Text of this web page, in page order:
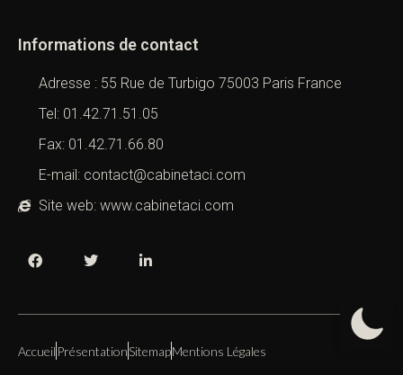
Informations de contact
Adresse : 55 Rue de Turbigo 75003 Paris France
Tel: 01.42.71.51.05
Fax: 01.42.71.66.80
E-mail: contact@cabinetaci.com
Site web: www.cabinetaci.com
Accueil PrésentationSitemapMentions Légales